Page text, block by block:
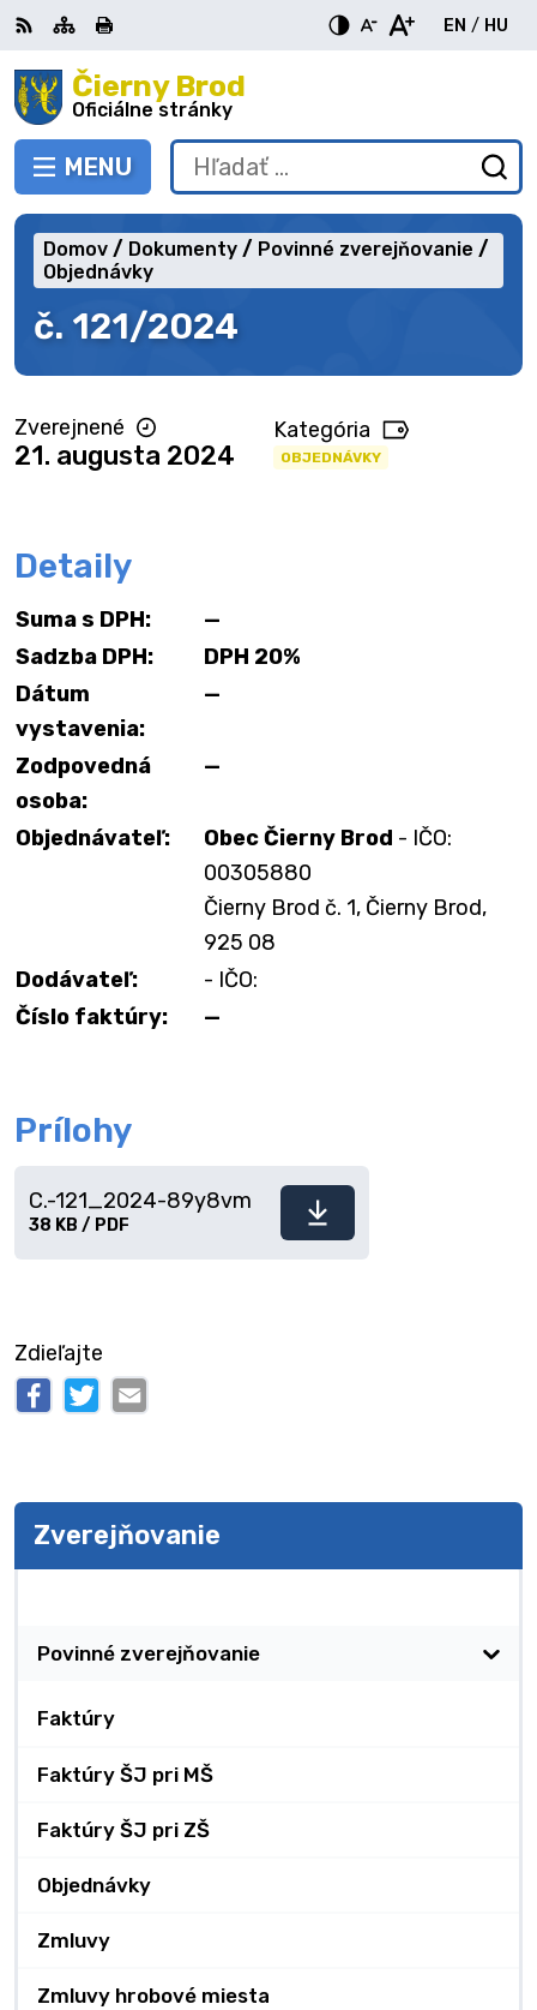
Preskočiť
na
obsah Čierny Brod
Oficiálne stránky
PREPNÚŤ
MENU
RSS MapaTlačiť
EN
English
/ HU
Hľadať:
č. 121/2024
Domov Dokumenty
Povinné zverejňovanie
Objednávky
Zverejnené
21. augusta 2024
Kategória
OBJEDNÁVKY
Detaily
Suma s DPH:
—
Sadzba DPH:
DPH 20%
Dátum
vystavenia:
—
Zodpovedná
osoba:
—
Objednávateľ: Obec Čierny Brod - IČO:
00305880
Čierny Brod č. 1, Čierny Brod,
925 08
Dodávateľ:
- IČO:
Číslo faktúry:
—
Prílohy
Stiahnuť
C.-121_2024-89y8vm
38 KB / PDF
Zdieľajte
Zverejňovanie
Povinné zverejňovanie
Faktúry
Faktúry ŠJ pri MŠ
Faktúry ŠJ pri ZŠ
Objednávky
Zmluvy
Zmluvy hrobové miesta